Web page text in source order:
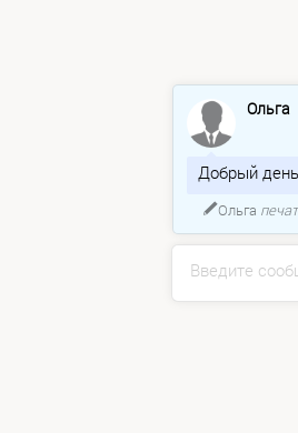
Введите
Ольга
Добрый
Ольга